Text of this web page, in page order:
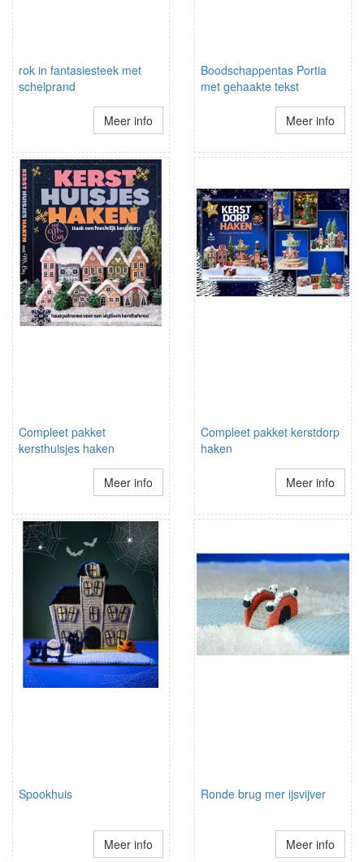
rok in fantasiesteek met
schelprand
Meer info
Boodschappentas Portia
met gehaakte tekst
Meer info
Compleet pakket
kersthuisjes haken
Meer info
Compleet pakket kerstdorp
haken
Meer info
Spookhuis
Meer info
Ronde brug mer ijsvijver
Meer info